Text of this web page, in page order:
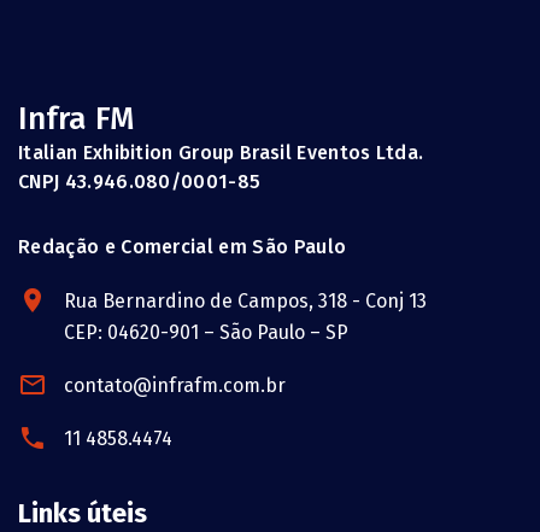
Infra FM
Italian Exhibition Group Brasil Eventos Ltda.
CNPJ 43.946.080/0001-85
Redação e Comercial em São Paulo
Rua Bernardino de Campos, 318 - Conj 13
CEP: 04620-901 – São Paulo – SP
contato@infrafm.com.br
11 4858.4474
Links úteis